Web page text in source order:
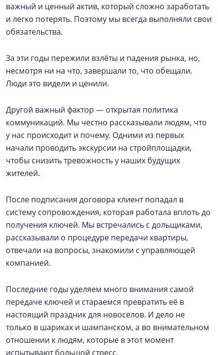
важный и ценный актив, который сложно заработать
и легко потерять. Поэтому мы всегда выполняли свои
обязательства.
За эти годы пережили взлёты и падения рынка, но,
несмотря ни на что, завершали то, что обещали.
Люди это видели и ценили.
Другой важный фактор — открытая политика
коммуникаций. Мы честно рассказывали людям, что
у нас происходит и почему. Одними из первых
начали проводить экскурсии на стройплощадки,
чтобы снизить тревожность у наших будущих
жителей.
После подписания договора клиент попадал в
систему сопровождения, которая работала вплоть до
получения ключей. Мы встречались с дольщиками,
рассказывали о процедуре передачи квартиры,
отвечали на вопросы, знакомили с управляющей
компанией.
Последние годы уделяем много внимания самой
передаче ключей и стараемся превратить её в
настоящий праздник для новоселов. И дело не
только в шариках и шампанском, а во внимательном
отношении к людям, которые в этот момент
испытывают большой стресс.